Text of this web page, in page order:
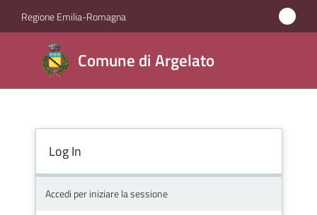
Vai al contenuto
Vai alla navigazione
Vai al footer
Regione Emilia-Romagna
Comune di Argelato
Comune
di
Argelato
Amministrazione
Novità
Log In
Accedi per iniziare la sessione